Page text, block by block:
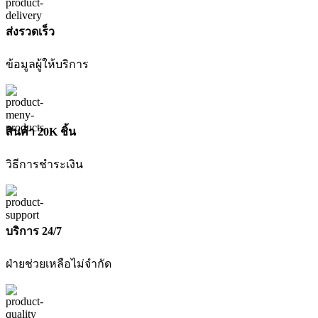
B1
20V
MAX
เปล่า)
ส่งรวดเร็ว
ข้อมูลผู้ให้บริการ
สินค้า 20K ชิ้น
วิธีการชำระเงิน
บริการ 24/7
ฝ่ายช่วยเหลือไม่จำกัด